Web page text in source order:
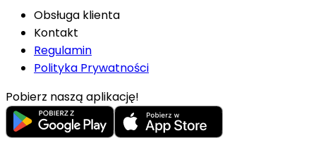
Obsługa klienta
Kontakt
Regulamin
Polityka Prywatności
Pobierz naszą aplikację!